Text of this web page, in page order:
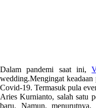
Dalam pandemi saat ini,
wedding.Mengingat
Covid-19. Termasuk pula
Aries Kurnianto, salah satu
baru. Namun, menurutnya,